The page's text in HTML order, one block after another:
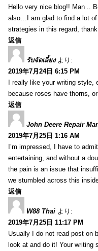
Hello very nice blog!! Man ..
also…I am glad to find a lot of
strategies in this regard,
返信
รับจัดเลี้ยง より:
2019年7月24日 6:15 PM
I really like your writing style,
because roses have thorns,
返信
John Deere Repair
2019年7月25日 1:16 AM
I’m impressed, I have to
entertaining, and without a
the pain is an issue that
we stumbled across this
返信
W88 Thai より:
2019年7月25日 11:17 PM
Usually I do not read post on
look at and do it! Your writing